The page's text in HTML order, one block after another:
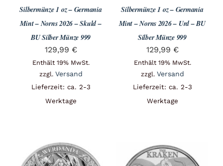
Silbermünze 1 oz – Germania
Mint – Norns 2026 – Skuld –
BU Silber Münze 999
129,99 €
Enthält 19% MwSt.
zzgl. Versand
Lieferzeit: ca. 2-3
Werktage
Silbermünze 1 oz – Germania
Mint – Norns 2026 – Urd – BU
Silber Münze 999
129,99 €
Enthält 19% MwSt.
zzgl. Versand
Lieferzeit: ca. 2-3
Werktage